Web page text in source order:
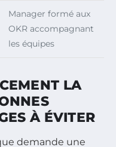
Manager formé aux
OKR accompagnant
les équipes
LA
À ÉVITER
demande une